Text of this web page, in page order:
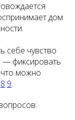
дом
себе чувство
— фиксировать
что можно
8 9.